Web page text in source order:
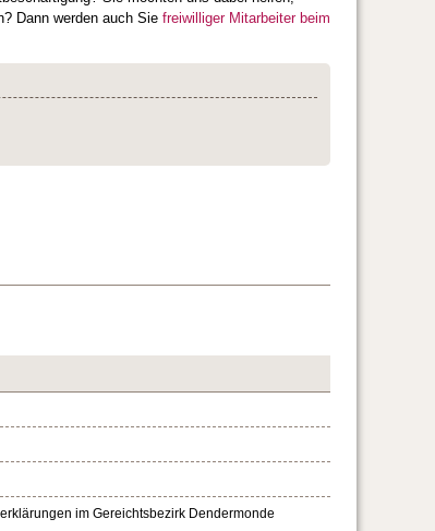
Dann werden auch Sie freiwilliger Mitarbeiter beim
im Gereichtsbezirk Dendermonde